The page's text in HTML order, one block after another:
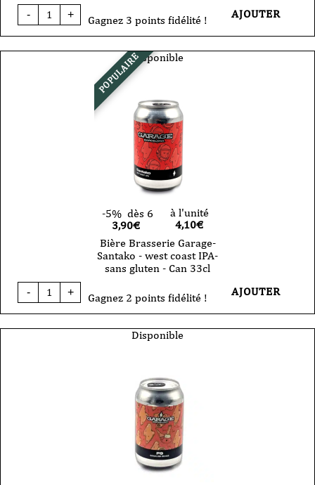
-
quantité
de
Garage
+ Gagnez 3 points fidélité ! AJOUTER
POPULAIREDisponible
-5% dès 6
3,90€
à l'unité
4,10€
Bière Brasserie Garage-
Santako - west coast IPA-
sans gluten - Can 33cl
-
quantité
de
Garage-
+ Gagnez 2 points fidélité ! AJOUTER
Disponible